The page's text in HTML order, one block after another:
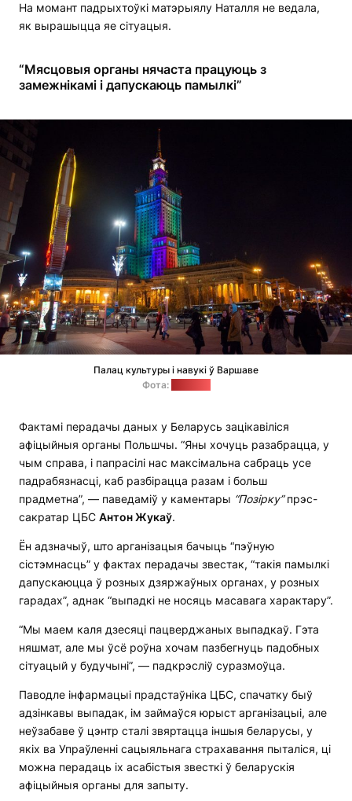
На момант падрыхтоўкі матэрыялу Наталля не ведала,
як вырашыцца яе сітуацыя.
“Мясцовыя органы нячаста працуюць з
замежнікамі і дапускаюць памылкі”
Палац культуры і навукі ў Варшаве
Фота:
Фактамі перадачы даных у Беларусь зацікавіліся
афіцыйныя органы Польшчы. “Яны хочуць разабрацца, у
чым справа, і папрасілі нас максімальна сабраць усе
падрабязнасці, каб разбірацца разам і больш
прадметна”, — паведаміў у каментары “Позірку”прэс-
сакратар ЦБС Антон Жукаў.
Ён адзначыў, што арганізацыя бачыць “пэўную
сістэмнасць” у фактах перадачы звестак, “такія памылкі
дапускаюцца ў розных дзяржаўных органах, у розных
гарадах”, аднак “выпадкі не носяць масавага характару”.
“Мы маем каля дзесяці пацверджаных выпадкаў. Гэта
няшмат, але мы ўсё роўна хочам пазбегнуць падобных
сітуацый у будучыні”, — падкрэсліў суразмоўца.
Паводле інфармацыі прадстаўніка ЦБС, спачатку быў
адзінкавы выпадак, ім займаўся юрыст арганізацыі, але
неўзабаве ў цэнтр сталі звяртацца іншыя беларусы, у
якіх ва Упраўленні сацыяльнага страхавання пыталіся, ці
можна перадаць іх асабістыя звесткі ў беларускія
афіцыйныя органы для запыту.